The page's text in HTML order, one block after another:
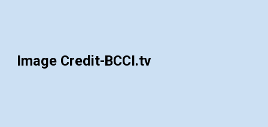
Image Credit-BCCI.tv